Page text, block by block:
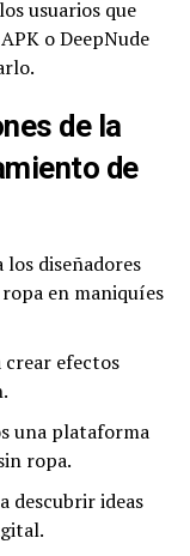
usuarios que
o DeepNude
de la
de
diseñadores
en maniquíes
efectos
una plataforma
ropa.
descubrir ideas